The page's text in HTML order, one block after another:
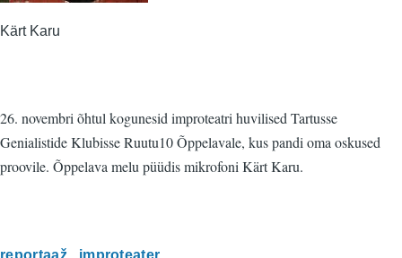
Kärt Karu
26. novembri õhtul kogunesid improteatri huvilised Tartusse
Genialistide Klubisse Ruutu10 Õppelavale, kus pandi oma oskused
proovile. Õppelava melu püüdis mikrofoni Kärt Karu.
reportaaž improteater